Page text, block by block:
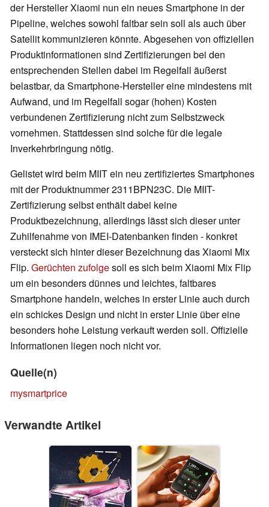
der Hersteller Xiaomi nun ein neues Smartphone in der
Pipeline, welches sowohl faltbar sein soll als auch über
Satellit kommunizieren könnte. Abgesehen von offiziellen
Produktinformationen sind Zertifizierungen bei den
entsprechenden Stellen dabei im Regelfall äußerst
belastbar, da Smartphone-Hersteller eine mindestens mit
Aufwand, und im Regelfall sogar (hohen) Kosten
verbundenen Zertifizierung nicht zum Selbstzweck
vornehmen. Stattdessen sind solche für die legale
Inverkehrbringung nötig.
Gelistet wird beim MIIT ein neu zertifiziertes Smartphones
mit der Produktnummer 2311BPN23C. Die MIIT-
Zertifizierung selbst enthält dabei keine
Produktbezeichnung, allerdings lässt sich dieser unter
Zuhilfenahme von IMEI-Datenbanken finden - konkret
versteckt sich hinter dieser Bezeichnung das Xiaomi Mix
Flip. Gerüchten zufolgesoll es sich beim Xiaomi Mix Flip
um ein besonders dünnes und leichtes, faltbares
Smartphone handeln, welches in erster Linie auch durch
ein schickes Design und nicht in erster Linie über eine
besonders hohe Leistung verkauft werden soll. Offizielle
Informationen liegen noch nicht vor.
Quelle(n)
mysmartprice
Verwandte Artikel